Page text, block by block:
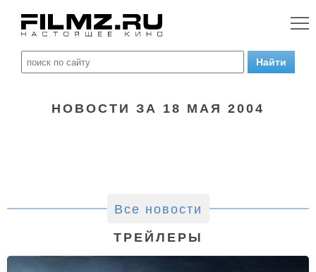
НОВОСТИ ЗА 18 МАЯ 2004
Все новости
ТРЕЙЛЕРЫ